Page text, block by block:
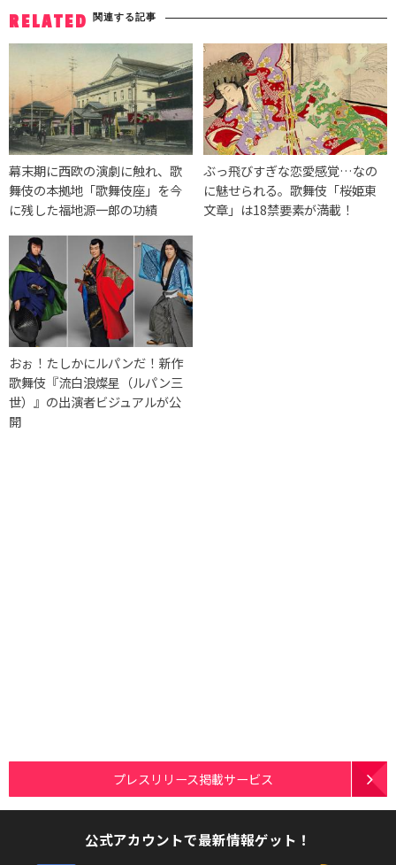
RELATED 関連する記事
幕末期に西欧の演劇に触れ、歌
舞伎の本拠地「歌舞伎座」を今
に残した福地源一郎の功績
ぶっ飛びすぎな恋愛感覚…なの
に魅せられる。歌舞伎「桜姫東
文章」は18禁要素が満載！
おぉ！たしかにルパンだ！新作
歌舞伎『流白浪燦星（ルパン三
世）』の出演者ビジュアルが公
開
プレスリリース掲載サービス
公式アカウントで最新情報ゲット！